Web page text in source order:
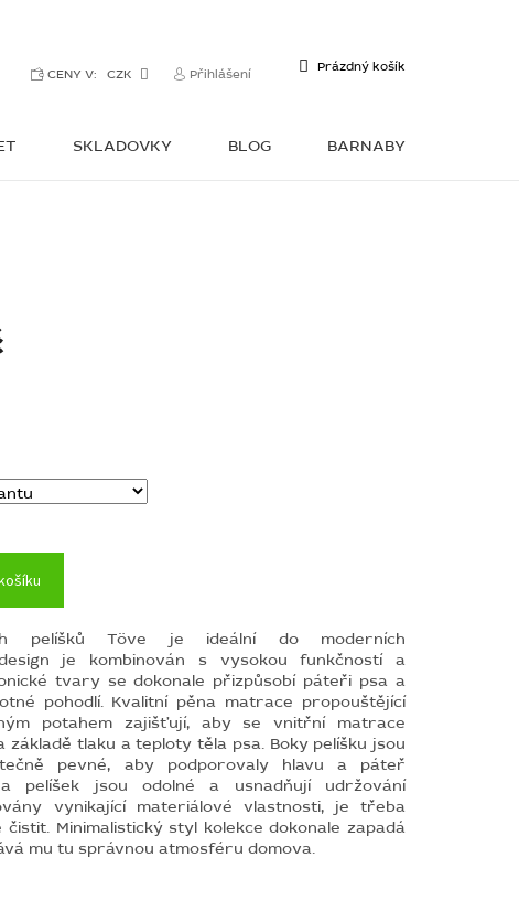
CENY V: CZK Přihlášení
NÁKUPNÍ
Prázdný košík
SKLADOVKY BLOG BARNABY
pelíšků Töve je ideální do moderních
je kombinován s vysokou funkčností a
tvary se dokonale přizpůsobí páteři psa a
pohodlí. Kvalitní pěna matrace propouštějící
potahem zajišťují, aby se vnitřní matrace
základě tlaku a teploty těla psa. Boky pelíšku jsou
pevné, aby podporovaly hlavu a páteř
pelíšek jsou odolné a usnadňují udržování
vynikající materiálové vlastnosti, je třeba
čistit. Minimalistický styl kolekce dokonale zapadá
mu tu správnou atmosféru domova.